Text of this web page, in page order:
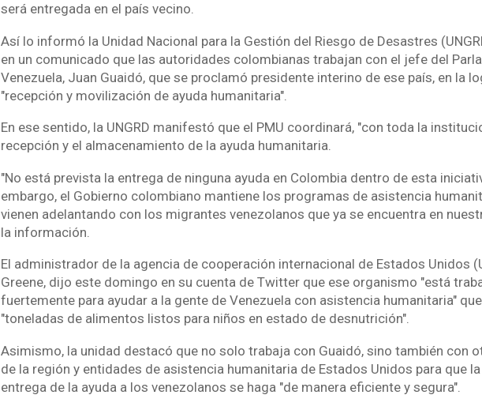
será entregada en el país vecino.
Así lo informó la Unidad Nacional para la Gestión del Riesgo de Desastres
en un comunicado que las autoridades colombianas trabajan con el jefe del
Venezuela, Juan Guaidó, que se proclamó presidente interino de ese país, en la
"recepción y movilización de ayuda humanitaria".
En ese sentido, la UNGRD manifestó que el PMU coordinará, "con toda la
recepción y el almacenamiento de la ayuda humanitaria.
"No está prevista la entrega de ninguna ayuda en Colombia dentro de esta
embargo, el Gobierno colombiano mantiene los programas de asistencia
vienen adelantando con los migrantes venezolanos que ya se encuentra en
la información.
El administrador de la agencia de cooperación internacional de Estados Unidos
Greene, dijo este domingo en su cuenta de Twitter que ese organismo "está
fuertemente para ayudar a la gente de Venezuela con asistencia humanitaria"
"toneladas de alimentos listos para niños en estado de desnutrición".
Asimismo, la unidad destacó que no solo trabaja con Guaidó, sino también con
de la región y entidades de asistencia humanitaria de Estados Unidos para que
entrega de la ayuda a los venezolanos se haga "de manera eficiente y segura".